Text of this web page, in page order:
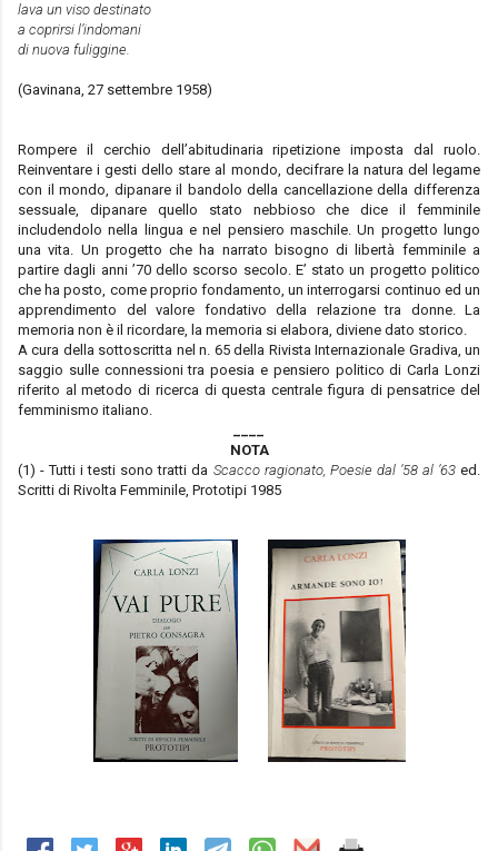
lava un viso destinato
a coprirsi l’indomani
di nuova fuliggine.
(Gavinana, 27 settembre 1958)
Rompere il cerchio dell’abitudinaria ripetizione imposta dal ruolo.
Reinventare i gesti dello stare al mondo, decifrare la natura del legame
con il mondo, dipanare il bandolo della cancellazione della differenza
sessuale, dipanare quello stato nebbioso che dice il femminile
includendolo nella lingua e nel pensiero maschile. Un progetto lungo
una vita. Un progetto che ha narrato bisogno di libertà femminile a
partire dagli anni ’70 dello scorso secolo. E’ stato un progetto politico
che ha posto, come proprio fondamento, un interrogarsi continuo ed un
apprendimento del valore fondativo della relazione tra donne. La
memoria non è il ricordare, la memoria si elabora, diviene dato storico.
A cura della sottoscritta nel n. 65 della Rivista Internazionale Gradiva, un
saggio sulle connessioni tra poesia e pensiero politico di Carla Lonzi
riferito al metodo di ricerca di questa centrale figura di pensatrice del
femminismo italiano.
____
NOTA
(1) - Tutti i testi sono tratti da Scacco ragionato, Poesie dal ’58 al ’63ed.
Scritti di Rivolta Femminile, Prototipi 1985